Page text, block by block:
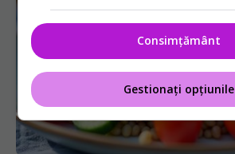
Consimțământ
Gestionați opțiunile